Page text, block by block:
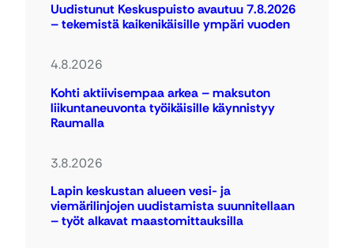
Uudistunut Keskuspuisto avautuu 7.8.2026
– tekemistä kaikenikäisille ympäri vuoden
4.8.2026
Kohti aktiivisempaa arkea – maksuton
liikuntaneuvonta työikäisille käynnistyy
Raumalla
3.8.2026
Lapin keskustan alueen vesi- ja
viemärilinjojen uudistamista suunnitellaan
– työt alkavat maastomittauksilla